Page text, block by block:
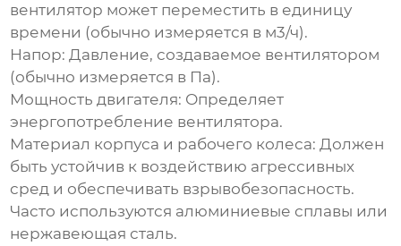
вентилятор может переместить в единицу
времени (обычно измеряется в м3/ч).
Напор: Давление, создаваемое вентилятором
(обычно измеряется в Па).
Мощность двигателя: Определяет
энергопотребление вентилятора.
Материал корпуса и рабочего колеса: Должен
быть устойчив к воздействию агрессивных
сред и обеспечивать взрывобезопасность.
Часто используются алюминиевые сплавы или
нержавеющая сталь.